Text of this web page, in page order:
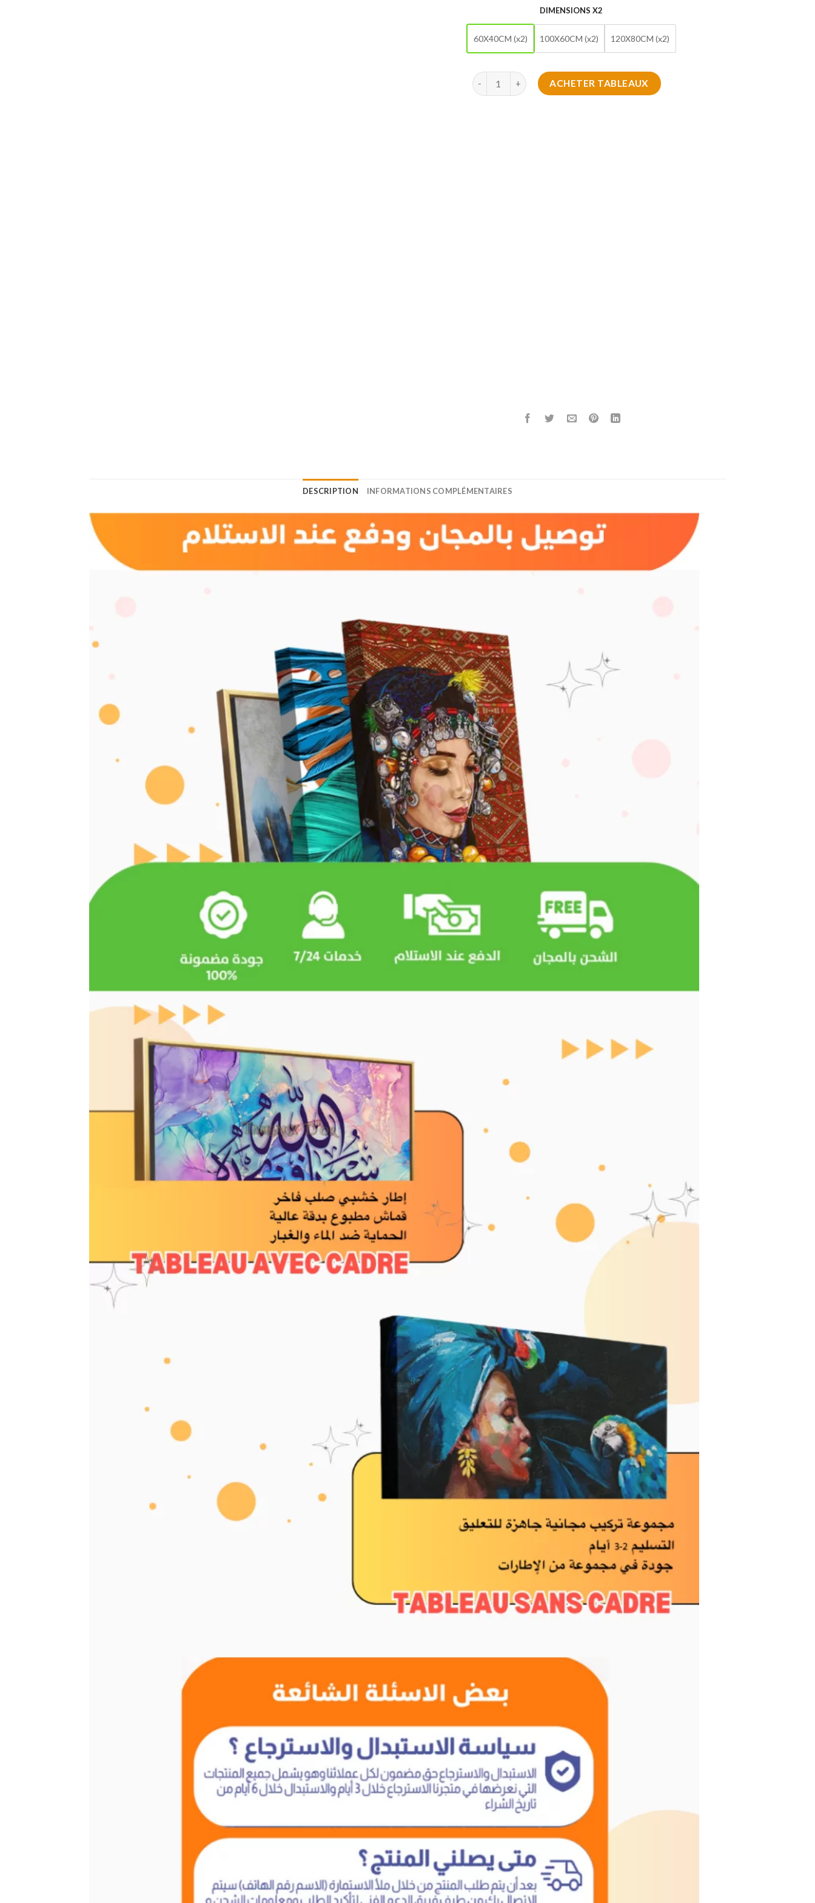
DIMENSIONS X2
60X40CM (x2) 100X60CM (x2) 120X80CM (x2)
quantité de Tableau d'Élégance murale arabe
ACHETER TABLEAUX
DESCRIPTION INFORMATIONS COMPLÉMENTAIRES